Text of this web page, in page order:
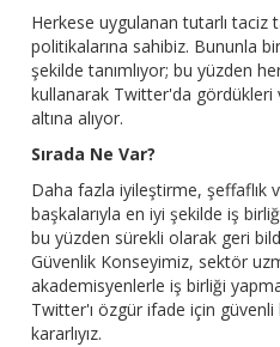
Herkese uygulanan tutarlı taciz
politikalarına sahibiz. Bununla
şekilde tanımlıyor; bu yüzden
kullanarak Twitter'da gördükleri
altına alıyor.
Sırada Ne Var?
Daha fazla iyileştirme, şeffaflık
başkalarıyla en iyi şekilde iş
bu yüzden sürekli olarak geri
Güvenlik Konseyimiz, sektör
akademisyenlerle iş birliği
Twitter'ı özgür ifade için
kararlıyız.